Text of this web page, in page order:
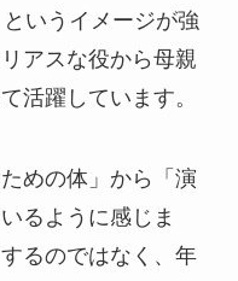
いうイメージが強
アスな役から母親
活躍しています。
めの体」から「演
るように感じま
るのではなく、年